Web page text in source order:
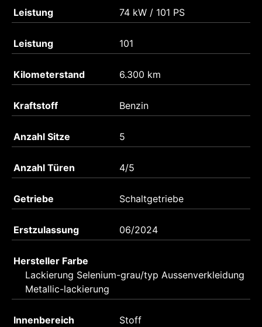
Leistung 74 kW / 101 PS
Leistung 101
Kilometerstand 6.300 km
Kraftstoff Benzin
Anzahl Sitze 5
Anzahl Türen 4/5
Getriebe Schaltgetriebe
Erstzulassung 06/2024
Hersteller Farbe
Lackierung Selenium-grau/typ Aussenverkleidung
Metallic-lackierung
Innenbereich Stoff